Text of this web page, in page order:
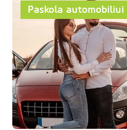
Paskola automobiliui